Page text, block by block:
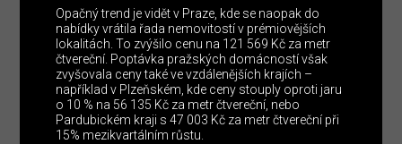
Opačný trend je vidět v Praze, kde se naopak do
nabídky vrátila řada nemovitostí v prémiovějších
lokalitách. To zvýšilo cenu na 121 569 Kč za metr
čtvereční. Poptávka pražských domácností však
zvyšovala ceny také ve vzdálenějších krajích –
například v Plzeňském, kde ceny stouply oproti jaru
o 10 % na 56 135 Kč za metr čtvereční, nebo
Pardubickém kraji s 47 003 Kč za metr čtvereční při
15% mezikvartálním růstu.